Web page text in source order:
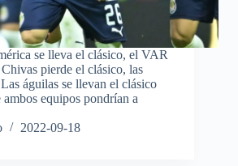
se lleva el clásico, el VAR
pierde el clásico, las
águilas se llevan el clásico
equipos pondrían a
2022-09-18